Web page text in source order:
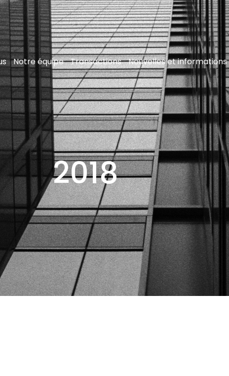
Notre équipe Transactions Nouvelles et informations
2018